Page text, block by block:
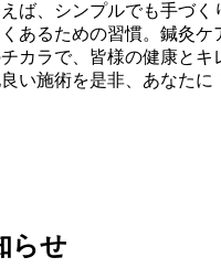
ば、シンプルでも手づ
あるための習慣。鍼灸
カラで、皆様の健康と
い施術を是非、あなたに
らせ